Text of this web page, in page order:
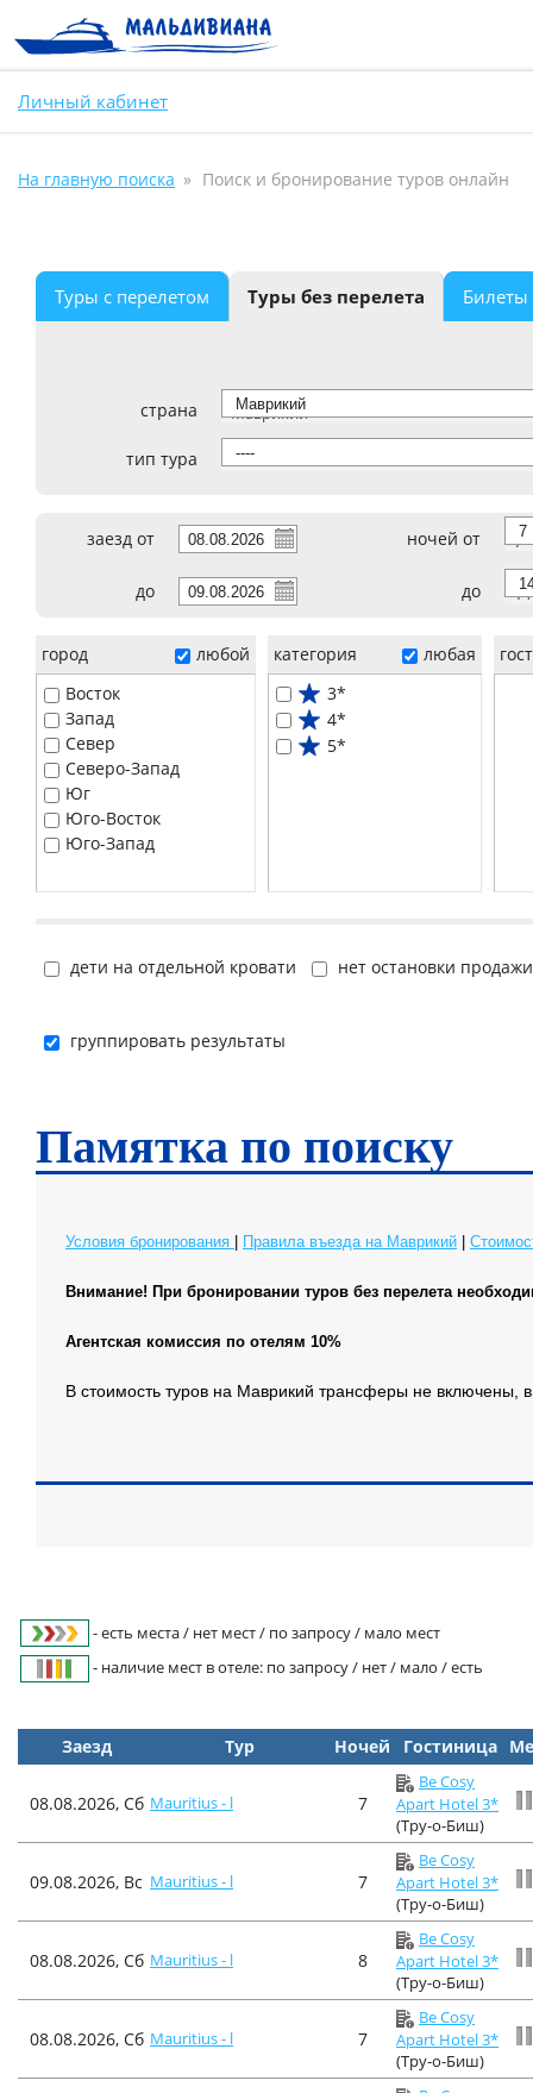
Личный кабинет
На главную поиска Поиск и бронирование туров онлайн
Туры с перелетом Туры без перелета Билеты
страна Маврикий
тип тура ----
заезд от ночей от 7
до до 14
город
любой
Восток
Запад
Север
Северо-Запад
Юг
Юго-Восток
Юго-Запад
категория
любая
3*
4*
5*
дети на отдельной кровати нет остановки продажи
группировать результаты
Памятка по поиску
Условия бронирования Правила въезда на Маврикий
Внимание! При бронировании туров без перелета
Агентская комиссия по отелям 10%
В стоимость туров на Маврикий трансферы не включены,
- есть места / нет мест / по запросу / мало мест
- наличие мест в отеле: по запросу / нет / мало / есть
Заезд Тур Ночей Гостиница
08.08.2026, Сб Mauritius - l 7
Be Cosy
Apart Hotel 3*
(Тру-о-Биш)
09.08.2026, Вс Mauritius - l 7
Be Cosy
Apart Hotel 3*
(Тру-о-Биш)
08.08.2026, Сб Mauritius - l 8
Be Cosy
Apart Hotel 3*
(Тру-о-Биш)
08.08.2026, Сб Mauritius - l 7
Be Cosy
Apart Hotel 3*
(Тру-о-Биш)